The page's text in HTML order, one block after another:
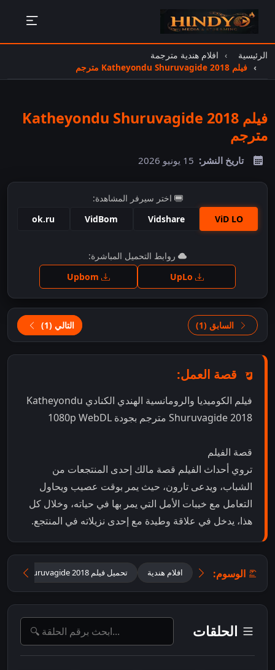
الرئيسية
افلام هندية مترجمة
فيلم Katheyondu Shuruvagide 2018 مترجم
فيلم Katheyondu Shuruvagide 2018
مترجم
تاريخ النشر: 15 يونيو 2026
اختر سيرفر المشاهدة:
ViD LO
Vidshare
VidBom
ok.ru
اضغط للمشاهدة
روابط التحميل المباشرة:
السابق (1) التالي (1)
قصة العمل:
فيلم الكوميديا والرومانسية الهندي الكنادي Katheyondu
Shuruvagide 2018 مترجم بجودة 1080p WebDL
قصة الفيلم
تروي أحداث الفيلم قصة مالك إحدى المنتجعات من
الشباب، ويدعى تارون، حيث يمر بوقت عصيب ويحاول
التعامل مع خيبات الأمل التي يمر بها في حياته، وخلال كل
هذا، يدخل في علاقة وطيدة مع إحدى نزيلاته في المنتجع.
الوسوم: افلام هندية تحميل فيلم Katheyondu Shuruvagide 2018 مترجم
الحلقات